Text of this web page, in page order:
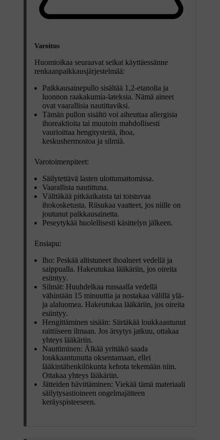
Varoitus
Huomioikaa seuraavat seikat käyttäessänne
renkaanpaikkausjärjestelmää:
Paikkausainepullo sisältää 1,2-etanolia ja
luonnon raakakumia-lateksia. Nämä aineet
ovat vaarallisia nautittaviksi.
Tämän pullon sisältö voi aiheuttaa allergisia
ihoreaktioita tai muutoin mahdollisesti
vaurioittaa hengitysteitä, ihoa,
keskushermostoa ja silmiä.
Varotoimenpiteet:
Säilytettävä lasten ulottumattomissa.
Vaarallista nautittuna.
Välttäkää pitkäaikaista tai toistuvaa
ihokosketusta. Riisukaa vaatteet, jos niille on
joutunut paikkausainetta.
Peseytykää huolellisesti käsittelyn jälkeen.
Ensiapu:
Iho: Peskää altistuneet ihoalueet vedellä ja
saippualla. Hakeutukaa lääkäriin, jos oireita
esiintyy.
Silmät: Huuhdelkaa runsaalla vedellä
vähintään 15 minuuttia ja nostakaa välillä ylä-
ja alaluomea. Hakeutukaa lääkäriin, jos oireita
esiintyy.
Hengittäminen sisään: Siirtäkää loukkaantunut
raittiiseen ilmaan. Jos ärsytys jatkuu, ottakaa
yhteys lääkäriin.
Nauttiminen: Älkää yrittäkö saada
loukkaantunutta oksentamaan, ellei
lääkintähenkilökunta kehota tekemään niin.
Ottakaa yhteys lääkäriin.
Jätteiden hävittäminen: Viekää tämä materiaali
säilytysastioineen ongelmajätteen
keräyspisteeseen.